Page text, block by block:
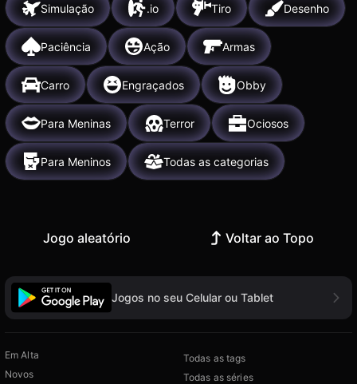
Simulação .io Tiro Desenho
Paciência Ação Armas
Carro Engraçados Obby
Para Meninas Terror Ociosos
Para Meninos Todas as categorias
Jogo aleatório Voltar ao Topo
Jogos no seu Celular ou Tablet
Em Alta
Novos
Todas as tags
Todas as séries